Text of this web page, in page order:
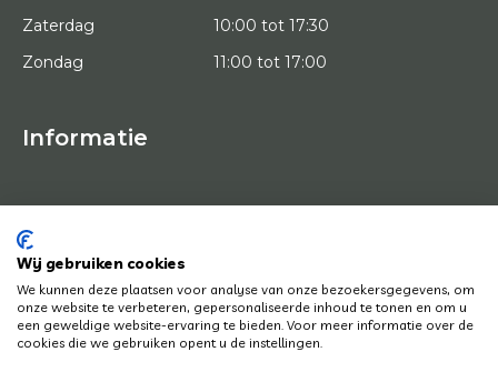
Zaterdag
10:00 tot 17:30
Zondag
11:00 tot 17:00
Informatie
HOME
KUNSTENAARS
KUNSTWERKEN
HOE WERKT HET
NEWS
CONTACT
Wij gebruiken cookies
We kunnen deze plaatsen voor analyse van onze bezoekersgegevens, om
onze website te verbeteren, gepersonaliseerde inhoud te tonen en om u
een geweldige website-ervaring te bieden. Voor meer informatie over de
cookies die we gebruiken opent u de instellingen.